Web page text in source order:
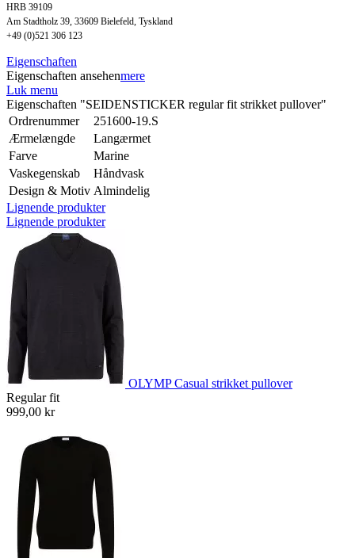
HRB 39109
Am Stadtholz 39, 33609 Bielefeld, Tyskland
+49 (0)521 306 123
Eigenschaften
Eigenschaften ansehenmere
Luk menu
Eigenschaften "SEIDENSTICKER regular fit strikket pullover"
Ordrenummer
251600-19.S
Ærmelængde
Langærmet
Farve
Marine
Vaskegenskab
Håndvask
Design & Motiv Almindelig
Lignende produkter
Lignende produkter
OLYMP Casual strikket pullover
Regular fit
999,00 kr